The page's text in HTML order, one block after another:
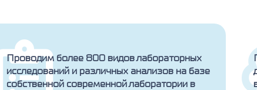
Проводим более 800 видов лабораторных
исследований и различных анализов на базе
собственной современной лаборатории в